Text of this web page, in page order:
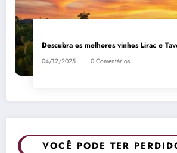
Descubra os melhores vinhos Lirac e
04/12/2025 0 Comentários
VOCÊ PODE TER